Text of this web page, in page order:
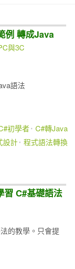
例 轉成Java
與3C
語法
初學者 C#轉Java
設計 程式語法轉換
習 C#基礎語法
的教學。只會提